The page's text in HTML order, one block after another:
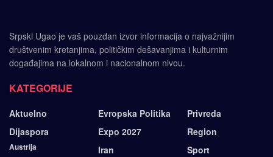
Srpski Ugao je vaš pouzdan izvor informacija o najvažnijim
društvenim kretanjima, političkim dešavanjima i kulturnim
događajima na lokalnom i nacionalnom nivou.
KATEGORIJE
Aktuelno
Dijaspora
Austrija
Evropska Politika
Expo 2027
Iran
Privreda
Region
Sport